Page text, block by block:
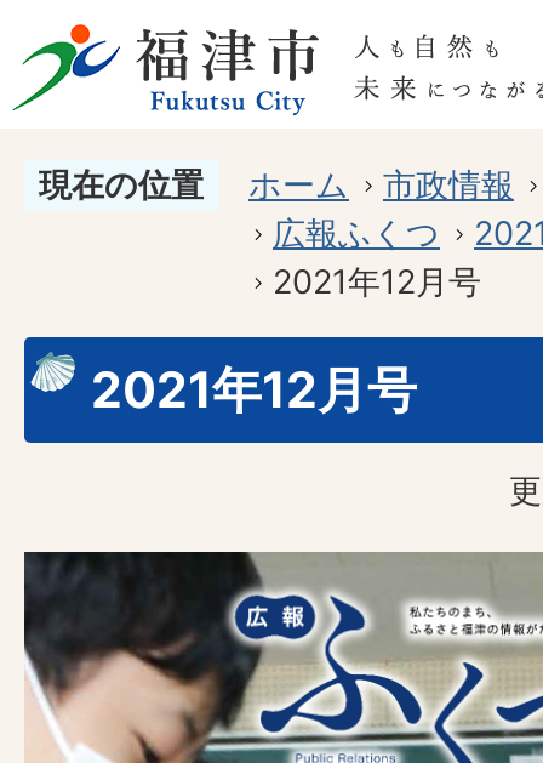
現在の位置 ホーム
市政情報
広報ふくつ
2021年12月号
2021年12月号